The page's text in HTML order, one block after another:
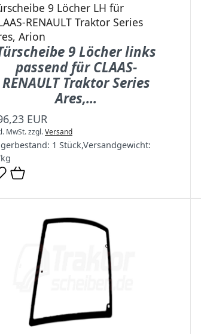
9 Löcher LH für
RENAULT Traktor Series
Arion
9 Löcher links
passend für CLAAS-
RENAULT Traktor Series
Ares,...
EUR
MwSt.zzgl.Versand
1 Stück,Versandgewicht:
kg